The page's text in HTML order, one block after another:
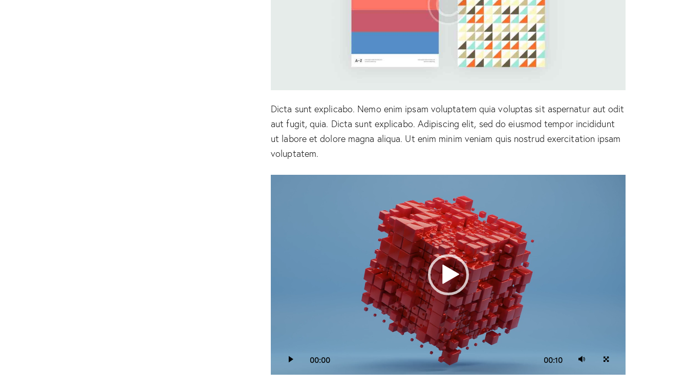
Dicta sunt explicabo. Nemo enim ipsam voluptatem quia voluptas sit aspernatur aut odit
aut fugit, quia. Dicta sunt explicabo. Adipiscing elit, sed do eiusmod tempor incididunt
ut labore et dolore magna aliqua. Ut enim minim veniam quis nostrud exercitation ipsam
voluptatem.
00:00 00:10